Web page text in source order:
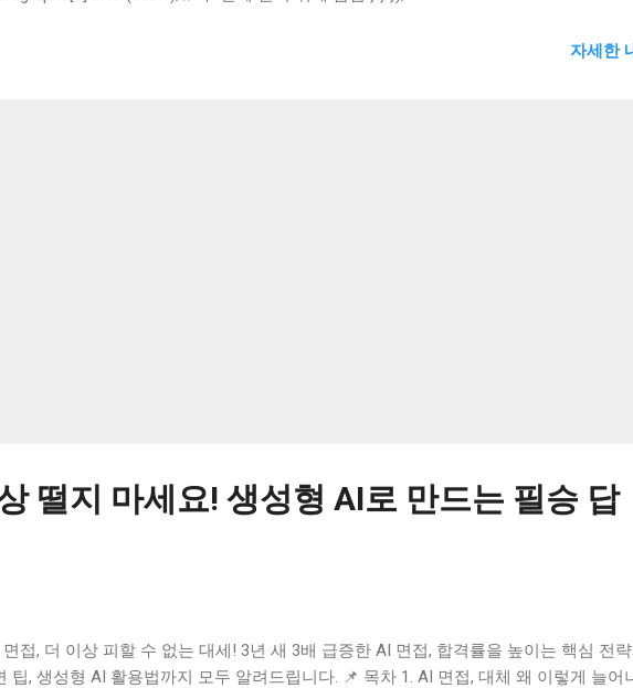
같아 죄책감까지 들었죠. 하지만 만약 그 말이 사실이 아니라면 어떨까요? 최근 인공지
자세한
떨지 마세요! 생성형 AI로 만드는 필승 답
면접, 더 이상 피할 수 없는 대세! 3년 새 3배 급증한 AI 면접, 합격률을 높이는 핵심 전
팁, 생성형 AI 활용법까지 모두 알려드립니다. 📌 목차 1. AI 면접, 대체 왜 이렇게 늘어